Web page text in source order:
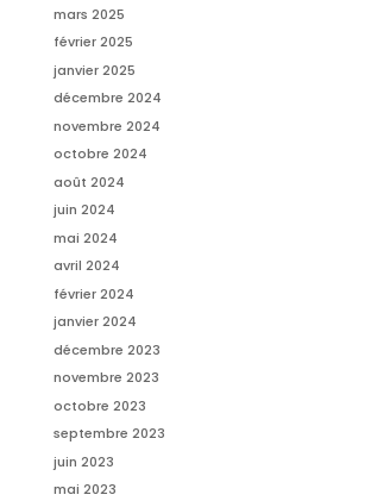
mars 2025
février 2025
janvier 2025
décembre 2024
novembre 2024
octobre 2024
août 2024
juin 2024
mai 2024
avril 2024
février 2024
janvier 2024
décembre 2023
novembre 2023
octobre 2023
septembre 2023
juin 2023
mai 2023